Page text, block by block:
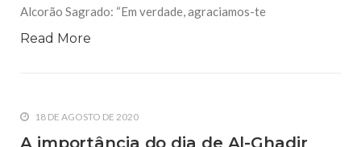
Alcorão Sagrado: “Em verdade, agraciamos-te
Read More
18 DE AGOSTO DE 2020
A importância do dia de Al-Ghadir